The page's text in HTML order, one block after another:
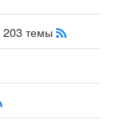
203 темы